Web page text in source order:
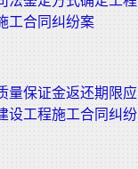
工合同纠纷案
量保证金返还期限应
设工程施工合同纠纷